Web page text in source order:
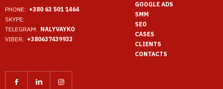
PHONE: +380 63 501 1464
SKYPE:
TELEGRAM: NALYVAYKO
VIBER: +380637439933
GOOGLE ADS
SMM
SEO
CASES
CLIENTS
CONTACTS